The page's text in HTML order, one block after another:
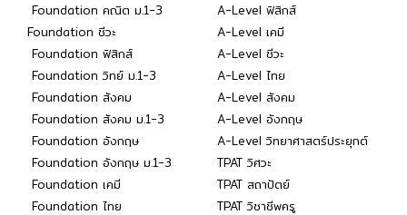
Foundation คณิต ม.1-3
Foundation ชีวะ
Foundation ฟิสิกส์
Foundation วิทย์ ม.1-3
Foundation สังคม
Foundation สังคม ม.1-3
Foundation อังกฤษ
Foundation อังกฤษ ม.1-3
Foundation เคมี
Foundation ไทย
A-Level ฟิสิกส์
A-Level เคมี
A-Level ชีวะ
A-Level ไทย
A-Level สังคม
A-Level อังกฤษ
A-Level วิทยาศาสตร์ประยุกต์
TPAT วิศวะ
TPAT สถาปัตย์
TPAT วิชาชีพครู